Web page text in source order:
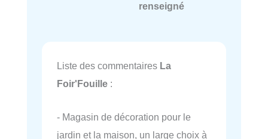
renseigné
Liste des commentaires La
Foir'Fouille :
- Magasin de décoration pour le
jardin et la maison, un large choix à